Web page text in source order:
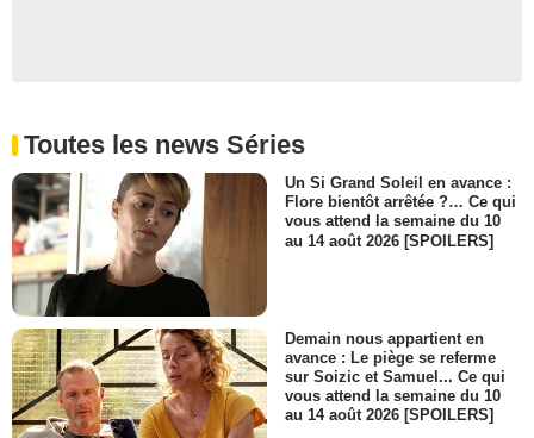
Toutes les news Séries
Un Si Grand Soleil en avance :
Flore bientôt arrêtée ?… Ce qui
vous attend la semaine du 10
au 14 août 2026 [SPOILERS]
Demain nous appartient en
avance : Le piège se referme
sur Soizic et Samuel... Ce qui
vous attend la semaine du 10
au 14 août 2026 [SPOILERS]